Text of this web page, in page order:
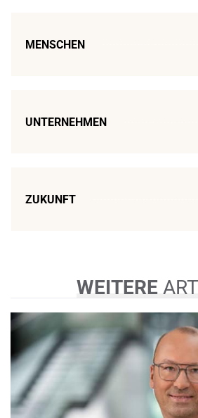
MENSCHEN
UNTERNEHMEN
ZUKUNFT
WEITERE